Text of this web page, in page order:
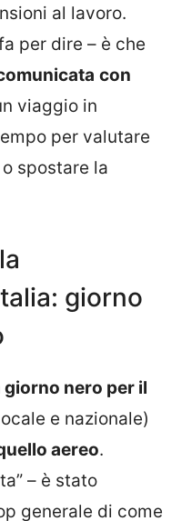
al lavoro.
per dire – è che
con
viaggio in
per valutare
spostare la
giorno
giorno nero per il
e nazionale)
aereo.
– è stato
generale di come